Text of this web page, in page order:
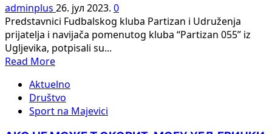
MAKSIMOVIĆ
MANDO
adminplus 26. јул 2023. 0
Predstavnici Fudbalskog kluba Partizan i Udruženja
prijatelja i navijača pomenutog kluba “Partizan 055” iz
Ugljevika, potpisali su...
Read MoreRead
about
Potpisan
Protokol
Aktuelno
Društvo
Sport na Majevici